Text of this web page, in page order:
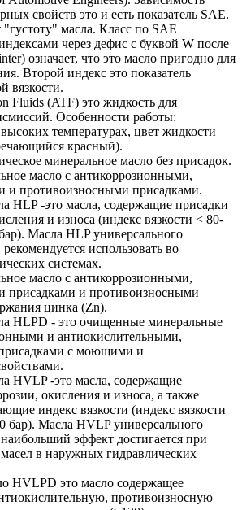
свойств это и есть показатель SAE.
"густоту" масла. Класс по SAE
через дефис с буквой W после
означает, что это масло пригодно для
Второй индекс это показатель
вязкости.
Fluids (ATF) это жидкость для
Особенности работы:
температурах, цвет жидкости
красный).
минеральное масло без присадок.
масло с антикоррозионными,
и противоизносными присадками.
HLP -это масла, содержащие присадки
и износа (индекс вязкости < 80-
Масла HLP универсального
использовать во
системах.
масло с антикоррозионными,
присадками и противоизносными
цинка (Zn).
HLPD - это очищенные минеральные
и антиокислительными,
с моющими и
HVLP -это масла, содержащие
окисления и износа, а также
индекс вязкости (индекс вязкости
бар). Масла HVLP универсального
эффект достигается при
в наружных гидравлических
HVLPD это масло содержащее
противоизносную